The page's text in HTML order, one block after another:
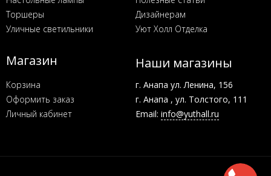
Торшеры
Уличные светильники
Дизайнерам
Уют Холл Отделка
Магазин
Корзина
Оформить заказ
Личный кабинет
Наши магазины
г. Анапа ул. Ленина, 156
г. Анапа , ул. Толстого, 111
Email: info@yuthall.ru